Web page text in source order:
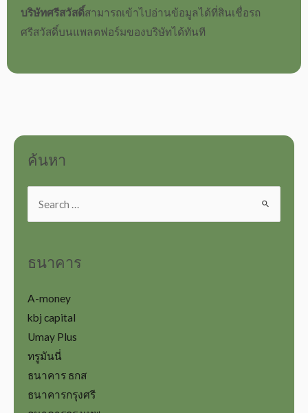
บริษัทศรีสวัสดิ์สามารถเข้าไปอ่านข้อมูลได้ที่สินเชื่อรถ
ศรีสวัสดิ์บนแพลตฟอร์มของบริษัทได้ทันที
ค้นหา
ธนาคาร
A-money
kbj capital
Umay Plus
ทรูมันนี่
ธนาคาร ธกส
ธนาคารกรุงศรี